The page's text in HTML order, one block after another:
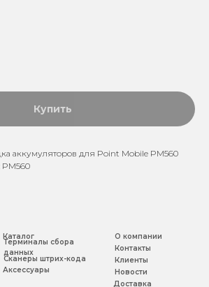
Купить
аккумуляторов для Point Mobile PM560
PM560
Каталог
Контакты
Новости
Доставка
Клиенты
О компании
Аксессуары
Терминалы сбора
данных
Сканеры штрих-кода